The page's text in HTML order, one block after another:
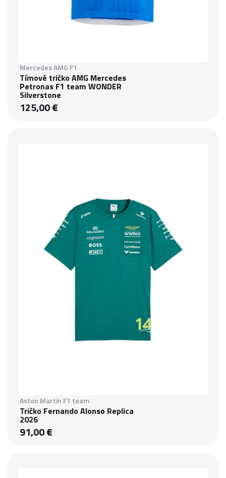
Mercedes AMG F1
Tímové tričko AMG Mercedes
Petronas F1 team WONDER
Silverstone
125,00 €
Aston Martin F1 team
Tričko Fernando Alonso Replica
2026
91,00 €